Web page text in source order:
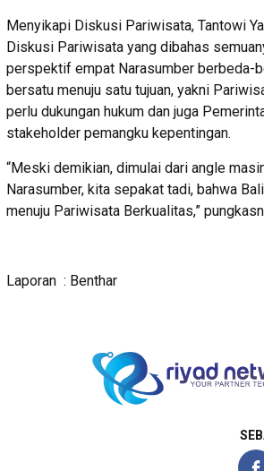
Menyikapi Diskusi Pariwisata, Tantowi
Diskusi Pariwisata yang dibahas
perspektif empat Narasumber berbeda-
bersatu menuju satu tujuan, yakni
perlu dukungan hukum dan juga
stakeholder pemangku kepentingan.
“Meski demikian, dimulai dari angle
Narasumber, kita sepakat tadi, bahwa
menuju Pariwisata Berkualitas,”
Laporan : Benthar